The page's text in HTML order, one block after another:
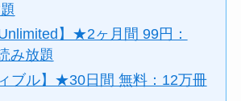
】★2ヶ月間 99円：
み放題
ィブル】★30日間 無料：12万冊